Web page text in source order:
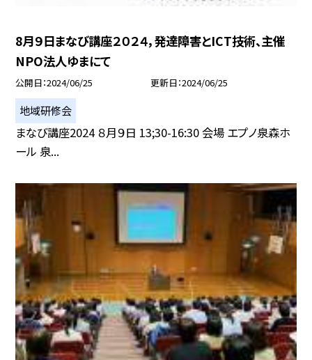
8月９日まなび講座２０２４，発達障害とICT技術、主催
NPO法人ゆまにて
公開日 2024/06/25 更新日 2024/06/25
地域研修会
まなび講座2024 ８月９日 13;30-16:30 会場 エプノ泉森ホ
ール 泉...